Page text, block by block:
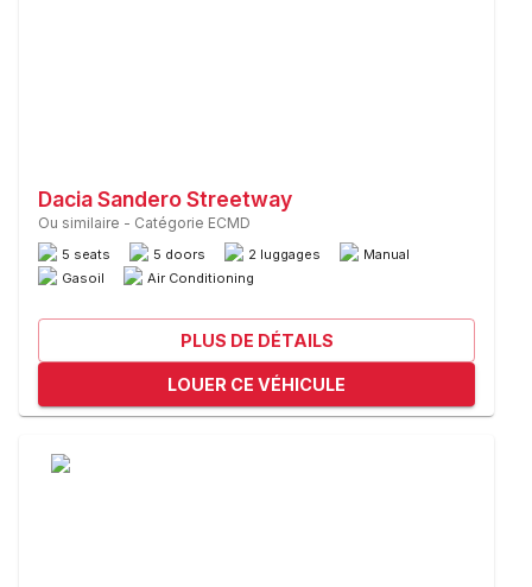
Dacia Sandero Streetway
Ou similaire - Catégorie ECMD
5 seats 5 doors 2 luggages
Manual
Gasoil
Air Conditioning
PLUS DE DÉTAILS
LOUER CE VÉHICULE